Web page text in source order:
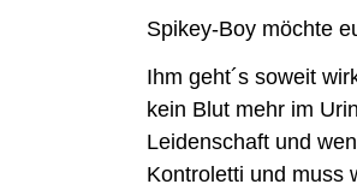
Spikey-Boy möchte
Ihm geht´s soweit
kein Blut mehr im
Leidenschaft und
Kontroletti und muss